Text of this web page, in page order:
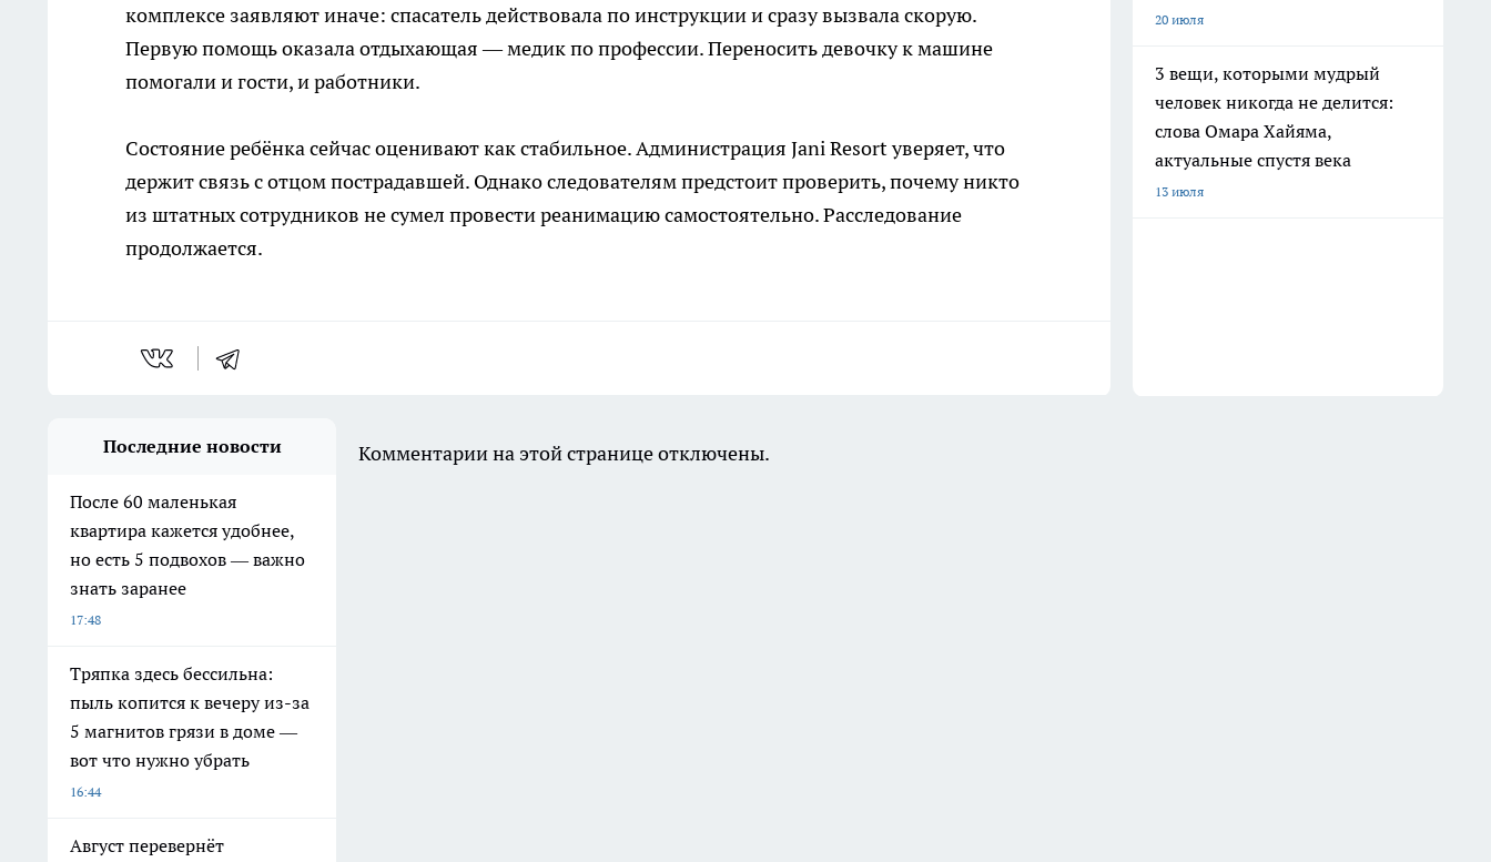
комплексе заявляют иначе: спасатель действовала по инструкции и сразу вызвала скорую.
Первую помощь оказала отдыхающая — медик по профессии. Переносить девочку к машине
помогали и гости, и работники.
Состояние ребёнка сейчас оценивают как стабильное. Администрация Jani Resort уверяет, что
держит связь с отцом пострадавшей. Однако следователям предстоит проверить, почему никто
из штатных сотрудников не сумел провести реанимацию самостоятельно. Расследование
продолжается.
20 июля
3 вещи, которыми мудрый
человек никогда не делится:
слова Омара Хайяма,
актуальные спустя века
13 июля
Последние новости
После 60 маленькая
квартира кажется удобнее,
но есть 5 подвохов — важно
знать заранее
17:48
Тряпка здесь бессильна:
пыль копится к вечеру из-за
5 магнитов грязи в доме —
вот что нужно убрать
16:44
Август перевернёт
Комментарии на этой странице отключены.